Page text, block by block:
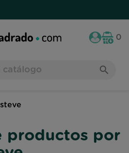
0
search
productos por